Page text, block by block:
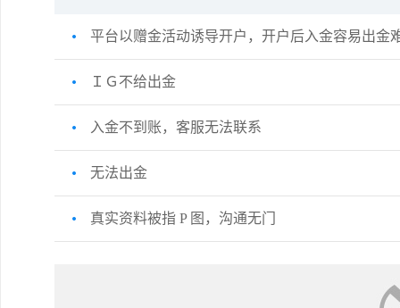
平台以赠金活动诱导开户，开户后入金容易出金
ＩＧ不给出金
入金不到账，客服无法联系
无法出金
真实资料被指 P 图，沟通无门